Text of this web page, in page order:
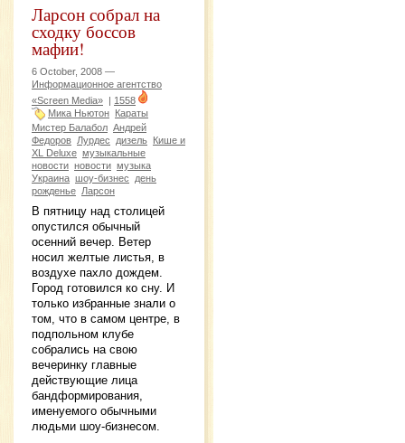
Ларсон собрал на
сходку боссов
мафии!
6 October, 2008 —
Информационное агентство
«Screen Media»
1558
Мика Ньютон
Караты
Мистер Балабол Андрей
Федоров Лурдес дизель
Кише и
XL Deluxe музыкальные
новости новости музыка
Украина шоу-бизнес
день
рожденье Ларсон
В пятницу над столицей
опустился обычный
осенний вечер. Ветер
носил желтые листья, в
воздухе пахло дождем.
Город готовился ко сну. И
только избранные знали о
том, что в самом центре, в
подпольном клубе
собрались на свою
вечеринку главные
действующие лица
бандформирования,
именуемого обычными
людьми шоу-бизнесом.